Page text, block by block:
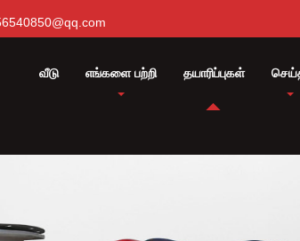
வீடு எங்களை பற்றி தயாரிப்புகள்